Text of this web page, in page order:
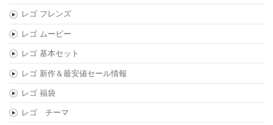
レゴ フレンズ
レゴ ムービー
レゴ 基本セット
レゴ 新作＆最安値セール情報
レゴ 福袋
レゴ チーマ